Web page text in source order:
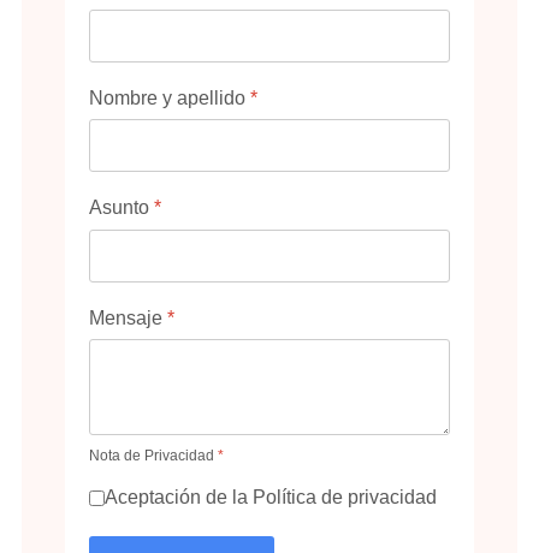
Nombre y apellido *
Asunto *
Mensaje *
Nota de Privacidad *
Aceptación de la Política de privacidad